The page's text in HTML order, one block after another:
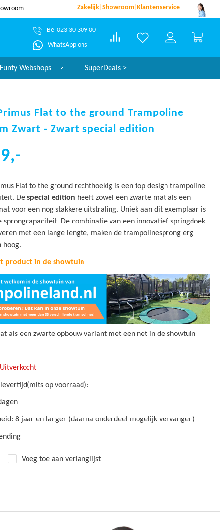
Flat to the ground Trampoline
Zwart - Zwart special edition
Flat to the ground rechthoekig is een top design trampoline
Despecial edition heeft zowel een zwarte mat als een
voor een nog stakkere uitstraling. Uniek aan dit exemplaar is
sprongcapaciteit. De combinatie van een innovatief springdoek
met een lange lengte, maken de trampolinesprong erg
hoog.
product in de showtuin
als een zwarte opbouw variant met een net in de showtuin
Uitverkocht
op voorraad):
8 jaar en langer (daarna onderdeel mogelijk vervangen)
Voeg toe aan verlanglijst
Lage prijs garantie!
Zakelijk Showroom Klantenservice
Bel 023 30 309 00
WhatsApp ons
Funty Webshops SuperDeals >